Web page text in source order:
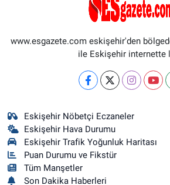
www.esgazete.com eskişehir'den
ile Eskişehir internette
Eskişehir Nöbetçi Eczaneler
Eskişehir Hava Durumu
Eskişehir Trafik Yoğunluk Haritası
Puan Durumu ve Fikstür
Tüm Manşetler
Son Dakika Haberleri